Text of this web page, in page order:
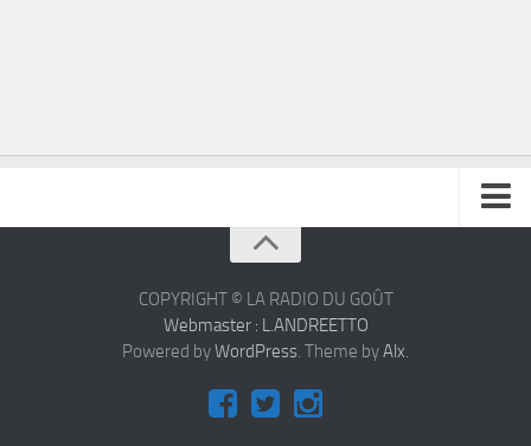
COPYRIGHT © LA RADIO DU GOÛT
Webmaster : L.ANDREETTO
Powered byWordPress. Theme byAlx.